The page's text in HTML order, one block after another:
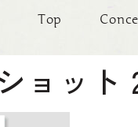
Top
ョット